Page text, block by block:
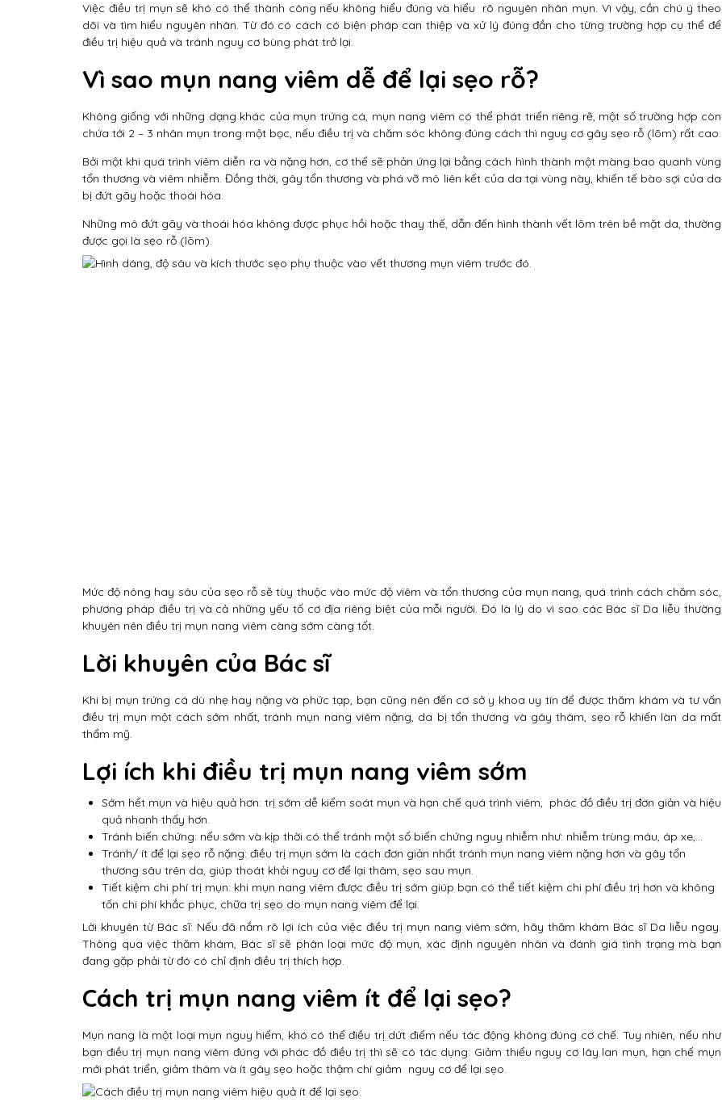
Việc điều trị mụn sẽ khó có thể thành công nếu không hiểu đúng và hiểu rõ nguyên nhân mụn. Vì vậy, cần chú ý theo
dõi và tìm hiểu nguyên nhân. Từ đó có cách có biện pháp can thiệp và xử lý đúng đắn cho từng trường hợp cụ thể để
điều trị hiệu quả và tránh nguy cơ bùng phát trở lại.
Vì sao mụn nang viêm dễ để lại sẹo rỗ?
Không giống với những dạng khác của mụn trứng cá, mụn nang viêm có thể phát triển riêng rẽ, một số trường hợp còn
chứa tới 2 – 3 nhân mụn trong một bọc, nếu điều trị và chăm sóc không đúng cách thì nguy cơ gây sẹo rỗ (lõm) rất cao.
Bởi một khi quá trình viêm diễn ra và nặng hơn, cơ thể sẽ phản ứng lại bằng cách hình thành một màng bao quanh vùng
tổn thương và viêm nhiễm. Đồng thời, gây tổn thương và phá vỡ mô liên kết của da tại vùng này, khiến tế bào sợi của da
bị đứt gãy hoặc thoái hóa.
Những mô đứt gãy và thoái hóa không được phục hồi hoặc thay thế, dẫn đến hình thành vết lõm trên bề mặt da, thường
được gọi là sẹo rỗ (lõm).
Mức độ nông hay sâu của sẹo rỗ sẽ tùy thuộc vào mức độ viêm và tổn thương của mụn nang, quá trình cách chăm sóc,
phương pháp điều trị và cả những yếu tố cơ địa riêng biệt của mỗi người. Đó là lý do vì sao các Bác sĩ Da liễu thường
khuyên nên điều trị mụn nang viêm càng sớm càng tốt.
Lời khuyên của Bác sĩ
Khi bị mụn trứng cá dù nhẹ hay nặng và phức tạp, bạn cũng nên đến cơ sở y khoa uy tín để được thăm khám và tư vấn
điều trị mụn một cách sớm nhất, tránh mụn nang viêm nặng, da bị tổn thương và gây thâm, sẹo rỗ khiến làn da mất
thẩm mỹ.
Lợi ích khi điều trị mụn nang viêm sớm
Sớm hết mụn và hiệu quả hơn: trị sớm dễ kiểm soát mụn và hạn chế quá trình viêm, phác đồ điều trị đơn giản và hiệu
quả nhanh thấy hơn.
Tránh biến chứng: nếu sớm và kịp thời có thể tránh một số biến chứng nguy nhiễm như: nhiễm trùng máu, áp xe,…
Tránh/ ít để lại sẹo rỗ nặng: điều trị mụn sớm là cách đơn giản nhất tránh mụn nang viêm nặng hơn và gây tổn
thương sâu trên da, giúp thoát khỏi nguy cơ để lại thâm, sẹo sau mụn.
Tiết kiệm chi phí trị mụn: khi mụn nang viêm được điều trị sớm giúp bạn có thể tiết kiệm chi phí điều trị hơn và không
tốn chi phí khắc phục, chữa trị sẹo do mụn nang viêm để lại.
Lời khuyên từ Bác sĩ: Nếu đã nắm rõ lợi ích của việc điều trị mụn nang viêm sớm, hãy thăm khám Bác sĩ Da liễu ngay.
Thông qua việc thăm khám, Bác sĩ sẽ phân loại mức độ mụn, xác định nguyên nhân và đánh giá tình trạng mà bạn
đang gặp phải từ đó có chỉ định điều trị thích hợp.
Cách trị mụn nang viêm ít để lại sẹo?
Mụn nang là một loại mụn nguy hiểm, khó có thể điều trị dứt điểm nếu tác động không đúng cơ chế. Tuy nhiên, nếu như
bạn điều trị mụn nang viêm đúng với phác đồ điều trị thì sẽ có tác dụng: Giảm thiểu nguy cơ lây lan mụn, hạn chế mụn
mới phát triển, giảm thâm và ít gây sẹo hoặc thậm chí giảm nguy cơ để lại sẹo.